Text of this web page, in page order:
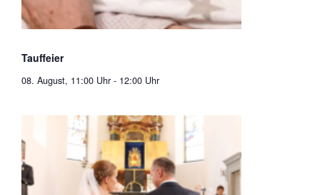
Tauffeier
08. August, 11:00 Uhr - 12:00 Uhr